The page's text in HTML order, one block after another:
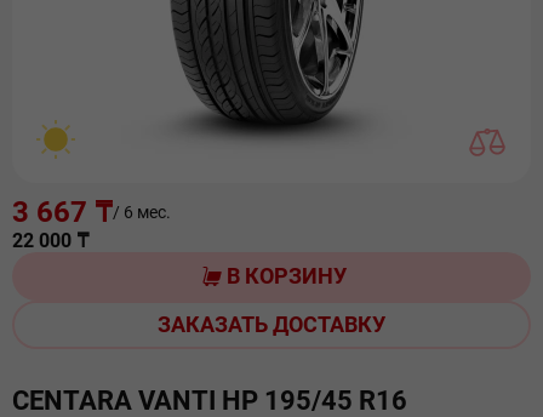
3 667 ₸/ 6 мес.
22 000 ₸
В КОРЗИНУ
ЗАКАЗАТЬ ДОСТАВКУ
CENTARA VANTI HP 195/45 R16